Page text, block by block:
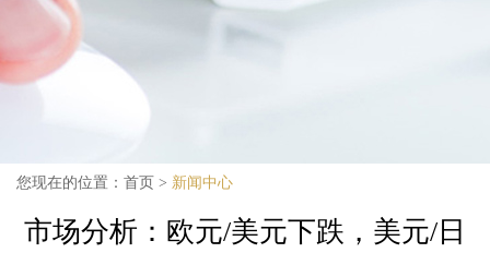
您现在的位置： 首页 > 新闻中心
市场分析：欧元/美元下跌，美元/日